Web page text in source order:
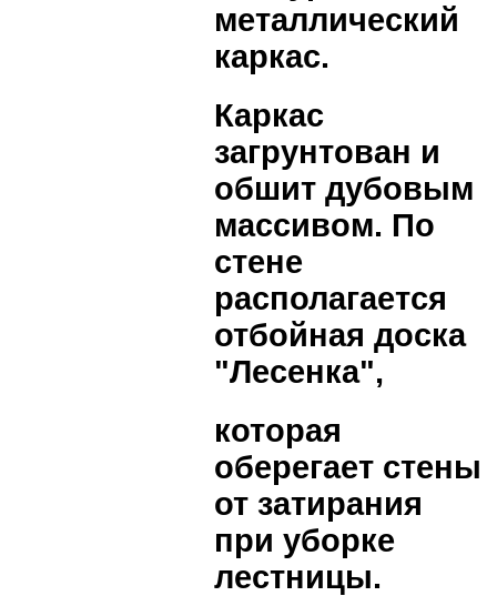
металлический
каркас.
Каркас
загрунтован и
обшит дубовым
массивом. По
стене
располагается
отбойная доска
"Лесенка",
которая
оберегает стены
от затирания
при уборке
лестницы.